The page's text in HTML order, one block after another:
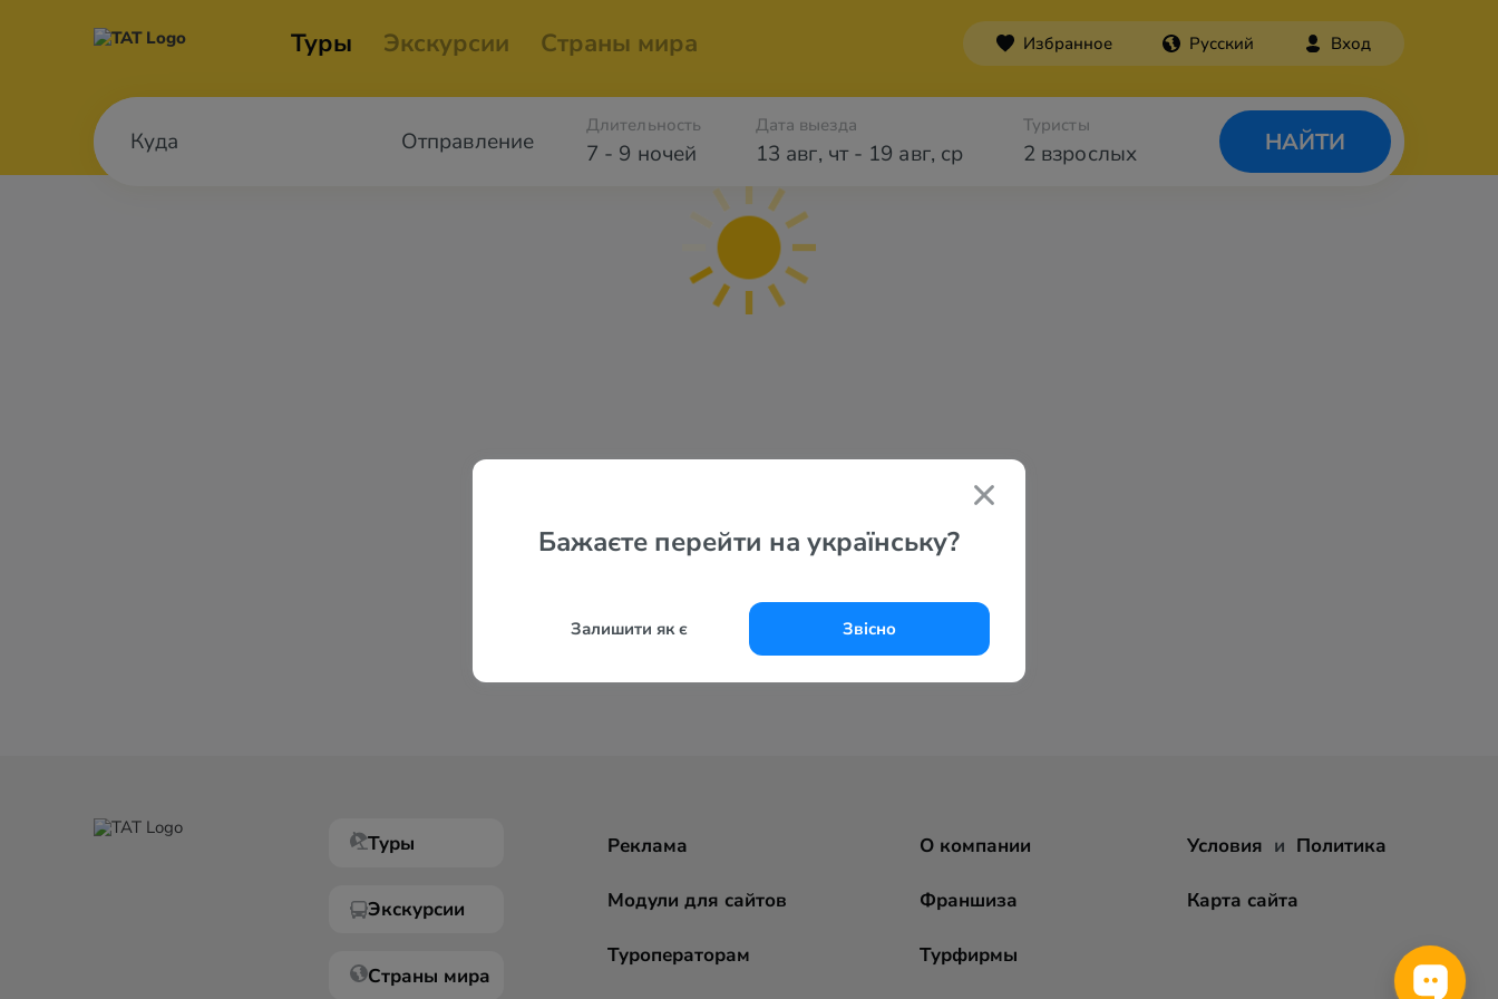
Туры Экскурсии Страны мира Избранное Русский Вход
Отправление 7 - 9 ночей
Длительность Дата выезда
13 авг, чт- 19 авг, ср 2 взрослых
Туристы
НАЙТИ
Бажаєте перейти на українську?
Залишити як є Звісно
Туры
Экскурсии
Страны мира
Реклама
Модули для сайтов
Туроператорам
О компании
Франшиза
Турфирмы
Условия и Политика
Карта сайта